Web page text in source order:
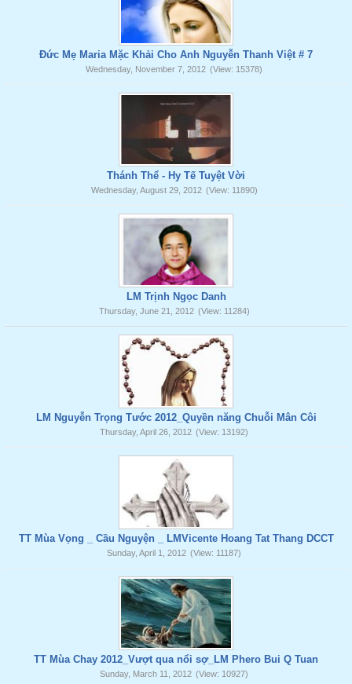
Đức Mẹ Maria Mặc Khải Cho Anh Nguyễn Thanh Việt # 7
Wednesday, November 7, 2012 (View: 15378)
Thánh Thể - Hy Tế Tuyệt Vời
Wednesday, August 29, 2012 (View: 11890)
LM Trịnh Ngọc Danh
Thursday, June 21, 2012 (View: 11284)
LM Nguyễn Trọng Tước 2012_Quyền năng Chuỗi Mân Côi
Thursday, April 26, 2012 (View: 13192)
TT Mùa Vọng _ Cầu Nguyện _ LMVicente Hoang Tat Thang DCCT
Sunday, April 1, 2012 (View: 11187)
TT Mùa Chay 2012_Vượt qua nổi sợ_LM Phero Bui Q Tuan
Sunday, March 11, 2012 (View: 10927)